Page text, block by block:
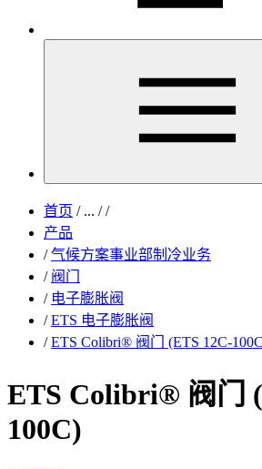
首页 /... / /
产品
/ 气候方案事业部制冷业务
/ 阀门
/ 电子膨胀阀
/ ETS 电子膨胀阀
/ ETS Colibri® 阀门 (ETS 12C-
ETS Colibri® 阀门
100C)